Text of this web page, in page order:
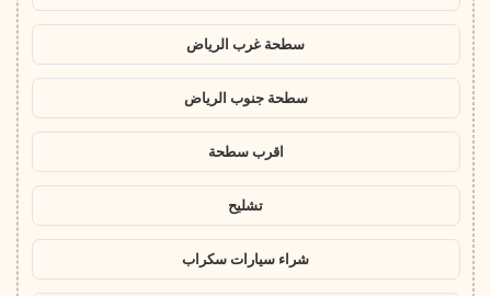
سطحة غرب الرياض
سطحة جنوب الرياض
اقرب سطحة
تشليح
شراء سيارات سكراب